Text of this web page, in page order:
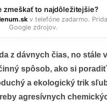
zmeškať to najdôležitejšie?
v telefóne zadarmo.
Google zdrojov.
z dávnych čias, no
spôsob, ako si
a ekologický trik
agresívnych